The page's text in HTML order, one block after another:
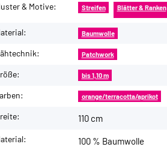
& Motive: Streifen Blätter & Ranken
Baumwolle
Patchwork
bis 1,10 m
orange/terracotta/aprikot
110 cm
100 % Baumwolle